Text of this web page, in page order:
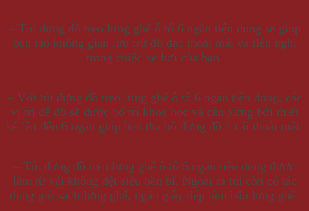
– Túi đựng đồ treo lưng ghế ô tô 6 ngăn tiện dụng sẽ giúp
bạn tạo không gian lưu trữ đồ đạc thoải mái và tiện nghi
trong chiếc xe hơi của bạn.
– Với túi đựng đồ treo lưng ghế ô tô 6 ngăn tiện dụng, các
vị trí để đồ sẽ được bố trí khoa học và cân xứng bởi thiết
kế lên đến 6 ngăn giúp bạn tha hồ đựng đồ 1 cái thoải mái.
– Túi đựng đồ treo lưng ghế ô tô 6 ngăn tiện dụng được
làm từ vải không dệt siêu bền bỉ. Ngoài ra túi còn có tác
dụng giữ sạch lưng ghế, ngăn giày dép làm bẩn lưng ghế.